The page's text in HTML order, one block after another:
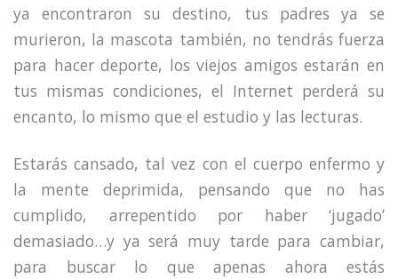
ya encontraron su destino, tus padres ya se
murieron, la mascota también, no tendrás fuerza
para hacer deporte, los viejos amigos estarán en
tus mismas condiciones, el Internet perderá su
encanto, lo mismo que el estudio y las lecturas.
Estarás cansado, tal vez con el cuerpo enfermo y
la mente deprimida, pensando que no has
cumplido, arrepentido por haber ‘jugado’
demasiado…y ya será muy tarde para cambiar,
para buscar lo que apenas ahora estás